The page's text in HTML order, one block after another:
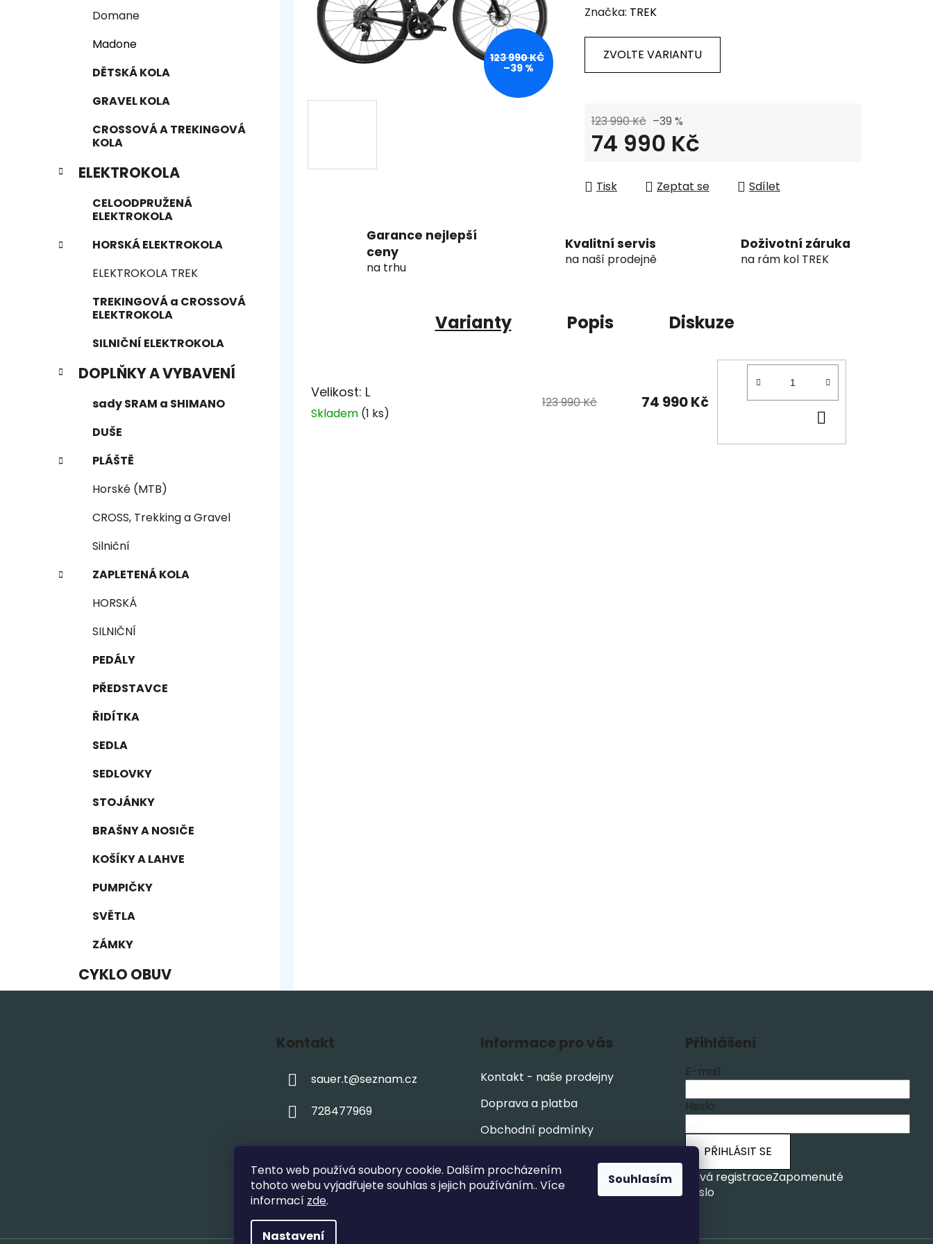
Tento web používá soubory cookie. Dalším procházením
tohoto webu vyjadřujete souhlas s jejich používáním.. Více
informací zde.
Nastavení
Souhlasím
Domane
Madone
DĚTSKÁ KOLA
GRAVEL KOLA
CROSSOVÁ A TREKINGOVÁ
KOLA
ELEKTROKOLA
CELOODPRUŽENÁ
ELEKTROKOLA
HORSKÁ ELEKTROKOLA
ELEKTROKOLA TREK
TREKINGOVÁ a CROSSOVÁ
ELEKTROKOLA
SILNIČNÍ ELEKTROKOLA
DOPLŇKY A VYBAVENÍ
sady SRAM a SHIMANO
DUŠE
PLÁŠTĚ
Horské (MTB)
CROSS, Trekking a Gravel
Silniční
ZAPLETENÁ KOLA
HORSKÁ
SILNIČNÍ
PEDÁLY
PŘEDSTAVCE
ŘIDÍTKA
SEDLA
SEDLOVKY
STOJÁNKY
BRAŠNY A NOSIČE
KOŠÍKY A LAHVE
PUMPIČKY
SVĚTLA
ZÁMKY
CYKLO OBUV
Značka: TREK
ZVOLTE VARIANTU
123 990 Kč –39 %
74 990 Kč
Tisk
Zeptat se Sdílet
123 990 KČ
–39 %
Garance nejlepší
ceny
na trhu
Kvalitní servis
na naší prodejně
Doživotní záruka
na rám kol TREK
Varianty Popis Diskuze
Velikost: L
Skladem (1 ks)
123 990 Kč 74 990 Kč
KOŠÍKU
Kontakt
sauer.t@seznam.cz
728477969
Informace pro vás
Kontakt - naše prodejny
Doprava a platba
Obchodní podmínky
údajů
Přihlášení
E-mail
Heslo
PŘIHLÁSIT SE
Nová registraceZapomenuté
heslo